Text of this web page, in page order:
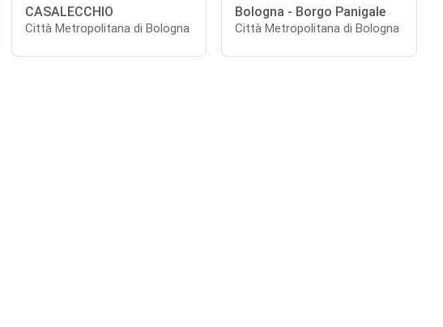
CASALECCHIO
Città Metropolitana di Bologna
Bologna - Borgo Panigale
Città Metropolitana di Bologna